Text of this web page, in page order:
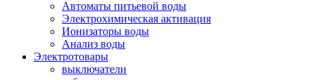
Автоматы питьевой воды
Электрохимическая активация
Ионизаторы воды
Анализ воды
Электротовары
выключатели